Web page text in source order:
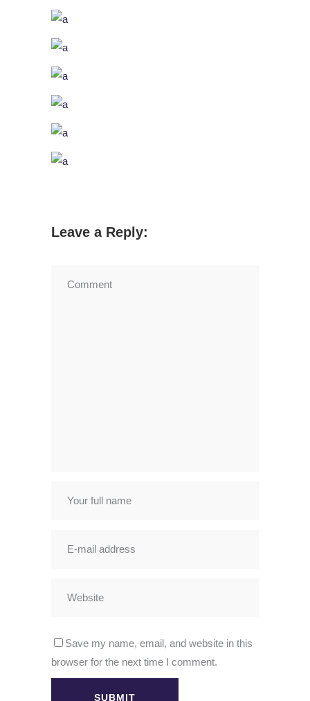
Leave a Reply:
Save my name, email, and website in this
browser for the next time I comment.